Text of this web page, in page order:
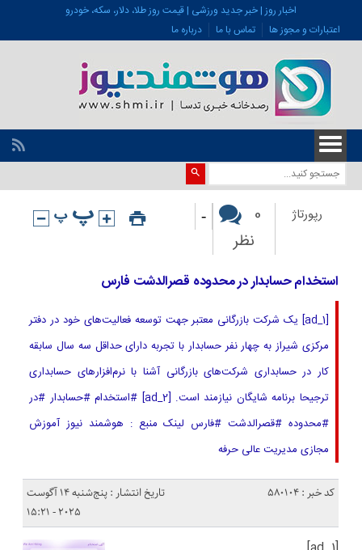
اخبار روز | خبر جدید ورزشی | قیمت روز طلا، دلار، سکه، خودرو
اعتبارات و مجوز ها
تماس با ما درباره ما
رپورتاژ
0
نظر
-
استخدام حسابدار در محدوده قصرالدشت فارس
[ad_1] یک شرکت بازرگانی معتبر جهت توسعه فعالیت‌های خود در دفتر
مرکزی شیراز به چهار نفر حسابدار با تجربه دارای حداقل سه سال سابقه
کار در حسابداری شرکت‌های بازرگانی آشنا با نرم‌افزارهای حسابداری
ترجیحا برنامه شایگان نیازمند است. [ad_2] #استخدام #حسابدار #در
#محدوده #قصرالدشت #فارس لینک منبع : هوشمند نیوز آموزش
مجازی مدیریت عالی حرفه
کد خبر : 580104
تاریخ انتشار : پنج‌شنبه 14 آگوست
2025 - 15:21